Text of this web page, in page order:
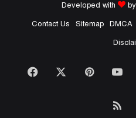
Developed with
Contact Us
Sitemap DMCA
Facebook Pinterest